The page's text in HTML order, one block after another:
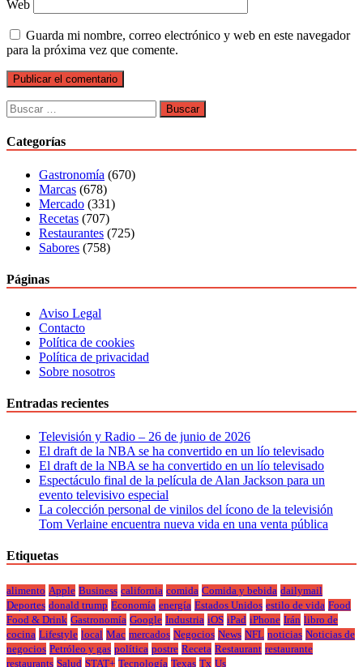
Web
Guarda mi nombre, correo electrónico y web en este navegador
para la próxima vez que comente.
Buscar:
Categorías
Gastronomía (670)
Marcas (678)
Mercado (331)
Recetas (707)
Restaurantes (725)
Sabores (758)
Páginas
Aviso Legal
Contacto
Política de cookies
Política de privacidad
Sobre nosotros
Entradas recientes
Televisión y Radio – 26 de junio de 2026
El draft de la NBA se ha convertido en un lío televisado
El draft de la NBA se ha convertido en un lío televisado
Espectáculo final de la película de Alan Jackson para un
evento televisivo especial
La colección personal de vinilos del ícono de la televisión
Tom Verlaine encuentra nueva vida en una venta pública
Etiquetas
alimento Apple Business california comida Comida y bebida dailymail
Deportes donald trump Economía energía Estados Unidos estilo de vida Food
Food & Drink Gastronomía Google Industria iOS iPad iPhone Irán libro de
cocina Lifestyle local Mac mercados Negocios News NFL noticias Noticias de
negocios Petróleo y gas política postre Receta Restaurant restaurante
restaurants Salud STAT+ Tecnología Texas Tx Us